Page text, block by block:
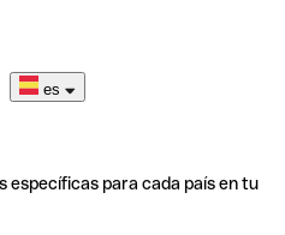
es
específicas para cada país en tu